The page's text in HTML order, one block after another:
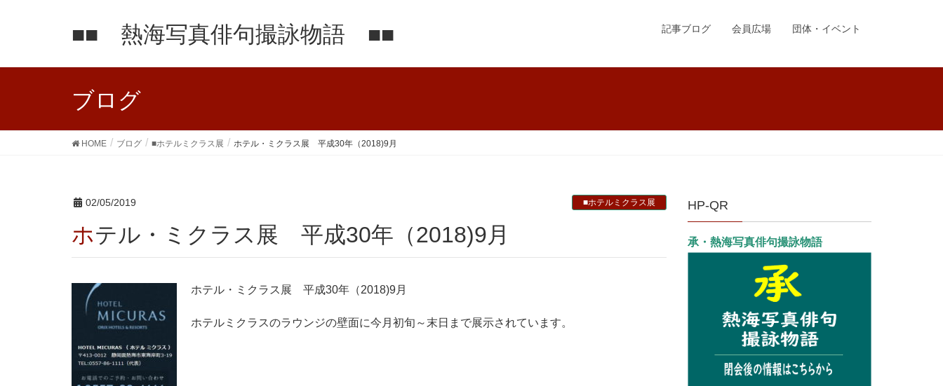
■■ 熱海写真俳句撮詠物語 ■■ 記事ブログ 会員広場 団体・イベント
ブログ
HOME ブログ ■ホテルミクラス展 ホテル・ミクラス展 平成30年（2018)9月
02/05/2019 ■ホテルミクラス展
ホテル・ミクラス展 平成30年（2018)9月
ホテル・ミクラス展 平成30年（2018)9月
ホテルミクラスのラウンジの壁面に今月初旬～末日まで展示されています。
HP-QR
承・熱海写真俳句撮詠物語